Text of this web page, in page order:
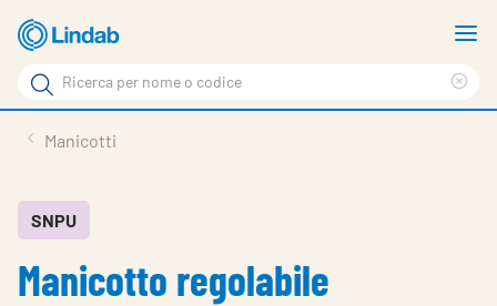
Log
visionare
Cerca
Cerca
Su Lindab
Su Tecnovent
Manicotti
SNPU
Manicotto regolabile